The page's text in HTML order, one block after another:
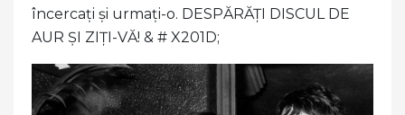
încercați și urmați-o. DESPĂRĂȚI DISCUL DE
AUR ȘI ZIȚI-VĂ! & # X201D;